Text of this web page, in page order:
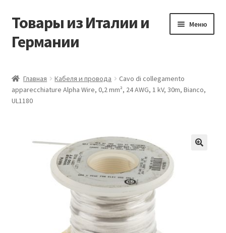
Перейти
навигации
Перейти
содержимому
Товары из Италии и
Германии
Меню
Виды доставки
Контакты
Оставить отзыв
Главная Кабеля и провода
Cavo di collegamento
apparecchiature Alpha Wire, 0,2 mm², 24 AWG, 1 kV, 30m, Bianco,
UL1180